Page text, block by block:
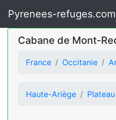
Pyrenees-refuges.com
Cabane de Mont-
France Occitanie
Haute-Ariège